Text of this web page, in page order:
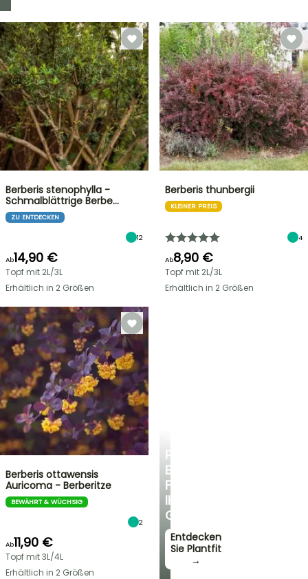
PERSÖNLICHE
BERATUNG
FÜR
IHREN
GARTEN
Entdecken
Sie Plantfit
→
Berberis stenophylla -
Schmalblättrige Berbe…
ZU ENTDECKEN
12
Ab14,90 €
Topf mit 2L/3L
Erhältlich in 2 Größen
Berberis thunbergii
KLEINER PREIS
4
Ab8,90 €
Topf mit 2L/3L
Erhältlich in 2 Größen
Berberis ottawensis
Auricoma - Berberitze
BEWÄHRT & WÜCHSIG
2
Ab11,90 €
Topf mit 3L/4L
Erhältlich in 2 Größen